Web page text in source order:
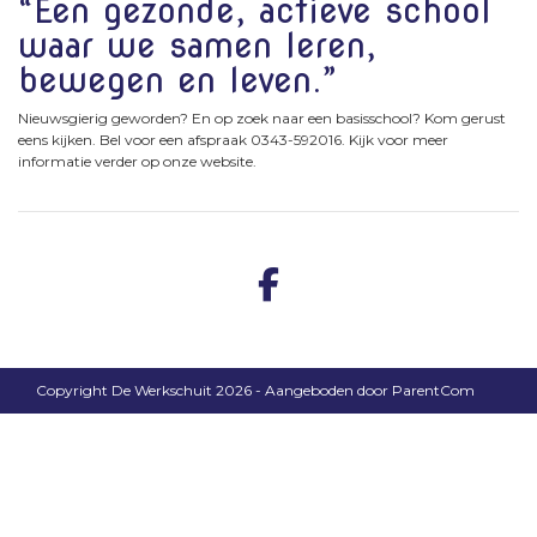
“Een gezonde, actieve school
waar we samen leren,
bewegen en leven.”
Nieuwsgierig geworden? En op zoek naar een basisschool? Kom gerust
eens kijken. Bel voor een afspraak 0343-592016. Kijk voor meer
informatie verder op onze website.
Copyright De Werkschuit 2026 - Aangeboden door ParentCom